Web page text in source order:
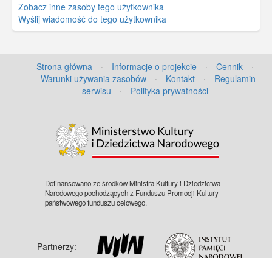
Zobacz inne zasoby tego użytkownika
Wyślij wiadomość do tego użytkownika
Strona główna · Informacje o projekcie · Cennik
·
Warunki używania zasobów
· Kontakt ·
Regulamin
serwisu
· Polityka prywatności
Dofinansowano ze środków Ministra Kultury i Dziedzictwa
Narodowego pochodzących z Funduszu Promocji Kultury –
państwowego funduszu celowego.
Partnerzy: